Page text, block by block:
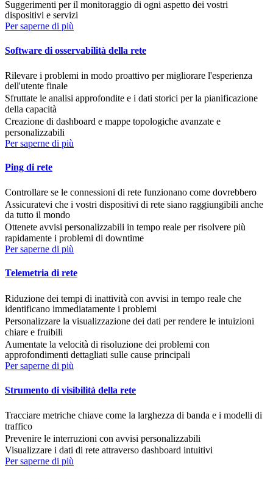
Suggerimenti per il monitoraggio di ogni aspetto dei vostri
dispositivi e servizi
Per saperne di più
Software di osservabilità della rete
Rilevare i problemi in modo proattivo per migliorare l'esperienza
dell'utente finale
Sfruttate le analisi approfondite e i dati storici per la pianificazione
della capacità
Creazione di dashboard e mappe topologiche avanzate e
personalizzabili
Per saperne di più
Ping di rete
Controllare se le connessioni di rete funzionano come dovrebbero
Assicuratevi che i vostri dispositivi di rete siano raggiungibili anche
da tutto il mondo
Ottenete avvisi personalizzabili in tempo reale per risolvere più
rapidamente i problemi di downtime
Per saperne di più
Telemetria di rete
Riduzione dei tempi di inattività con avvisi in tempo reale che
identificano immediatamente i problemi
Personalizzare la visualizzazione dei dati per rendere le intuizioni
chiare e fruibili
Aumentate la velocità di risoluzione dei problemi con
approfondimenti dettagliati sulle cause principali
Per saperne di più
Strumento di visibilità della rete
Tracciare metriche chiave come la larghezza di banda e i modelli di
traffico
Prevenire le interruzioni con avvisi personalizzabili
Visualizzare i dati di rete attraverso dashboard intuitivi
Per saperne di più